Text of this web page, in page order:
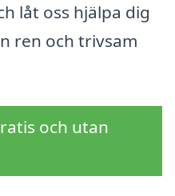
låt oss hjälpa dig
ren och trivsam
och utan